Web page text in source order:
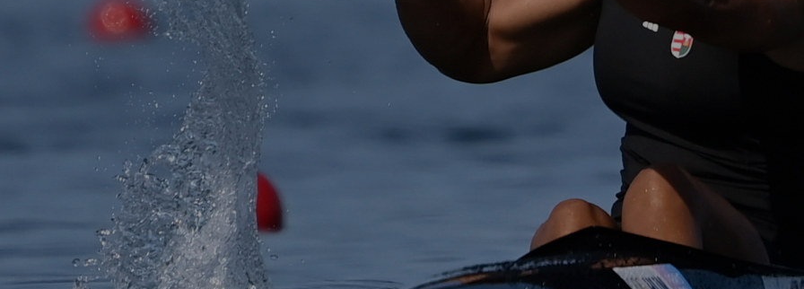
Kettőskarrier-program
NOB
Társszervezetek
OVEP
Adatbank